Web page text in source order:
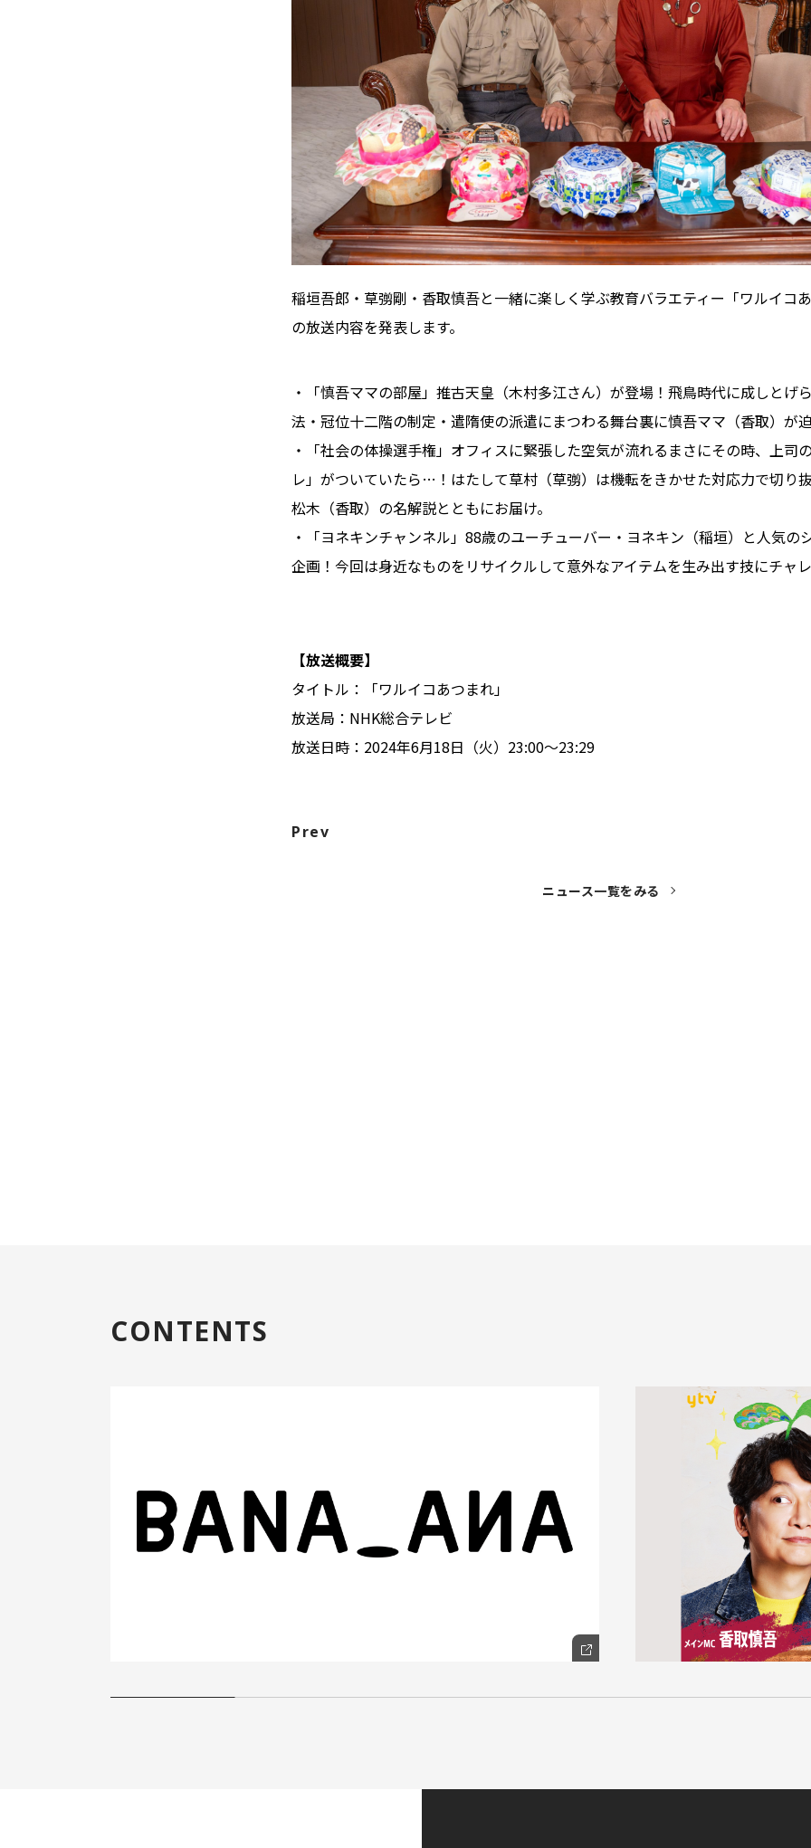
稲垣吾郎・草彅剛・香取慎吾と一緒に楽しく学ぶ教育バラエティー「ワルイコ
の放送内容を発表します。
・「慎吾ママの部屋」推古天皇（木村多江さん）が登場！飛鳥時代に成しとげ
法・冠位十二階の制定・遣隋使の派遣にまつわる舞台裏に慎吾ママ（香取）が
・「社会の体操選手権」オフィスに緊張した空気が流れるまさにその時、上司
レ」がついていたら…！はたして草村（草彅）は機転をきかせた対応力で切り
松木（香取）の名解説とともにお届け。
・「ヨネキンチャンネル」88歳のユーチューバー・ヨネキン（稲垣）と人気の
企画！今回は身近なものをリサイクルして意外なアイテムを生み出す技にチャ
【放送概要】
タイトル：「ワルイコあつまれ」
放送局：NHK総合テレビ
放送日時：2024年6月18日（火）23:00～23:29
Prev
ニュース一覧をみる
CONTENTS